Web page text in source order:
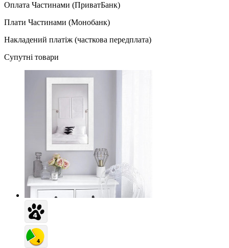
Оплата Частинами (ПриватБанк)
Плати Частинами (Монобанк)
Накладений платіж (часткова передплата)
Супутні товари